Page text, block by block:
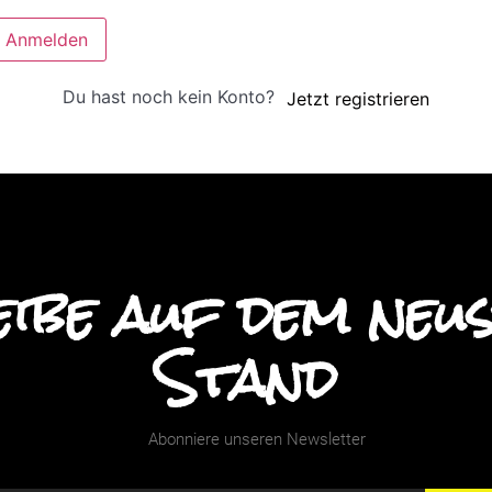
Anmelden
Du hast noch kein Konto? Jetzt registrieren
auf dem
Stand
Abonniere unseren Newsletter